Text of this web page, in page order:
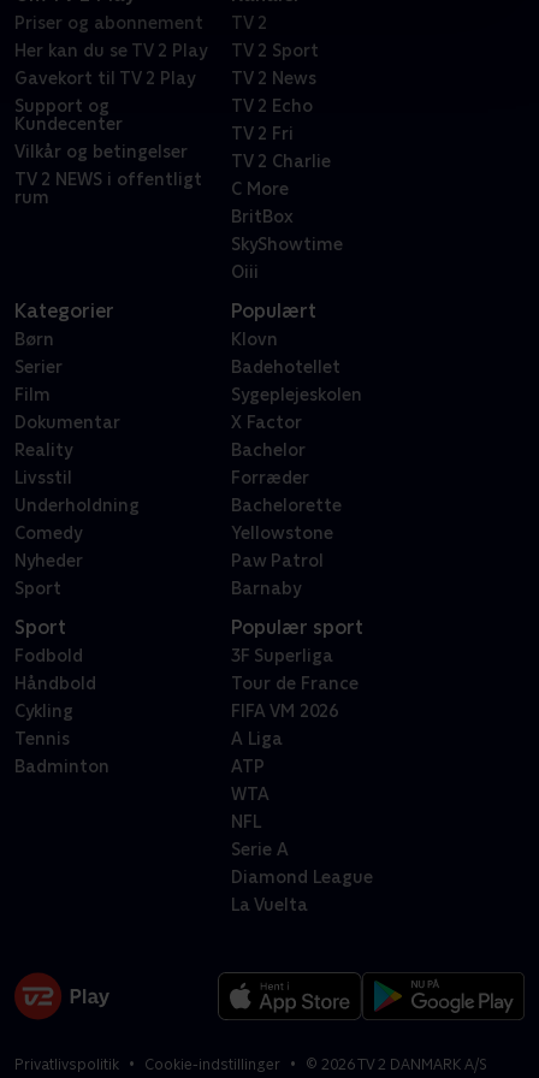
Priser og abonnement
Her kan du se TV 2 Play
Gavekort til TV 2 Play
Support og
Kundecenter
Vilkår og betingelser
TV 2 NEWS i offentligt
rum
TV 2
TV 2 Sport
TV 2 News
TV 2 Echo
TV 2 Fri
TV 2 Charlie
C More
BritBox
SkyShowtime
Oiii
Kategorier
Børn
Serier
Film
Dokumentar
Reality
Livsstil
Underholdning
Comedy
Nyheder
Sport
Populært
Klovn
Badehotellet
Sygeplejeskolen
X Factor
Bachelor
Forræder
Bachelorette
Yellowstone
Paw Patrol
Barnaby
Sport
Fodbold
Håndbold
Cykling
Tennis
Badminton
Populær sport
3F Superliga
Tour de France
FIFA VM 2026
A Liga
ATP
WTA
NFL
Serie A
Diamond League
La Vuelta
Privatlivspolitik Cookie-indstillinger © 2026TV 2 DANMARK A/S